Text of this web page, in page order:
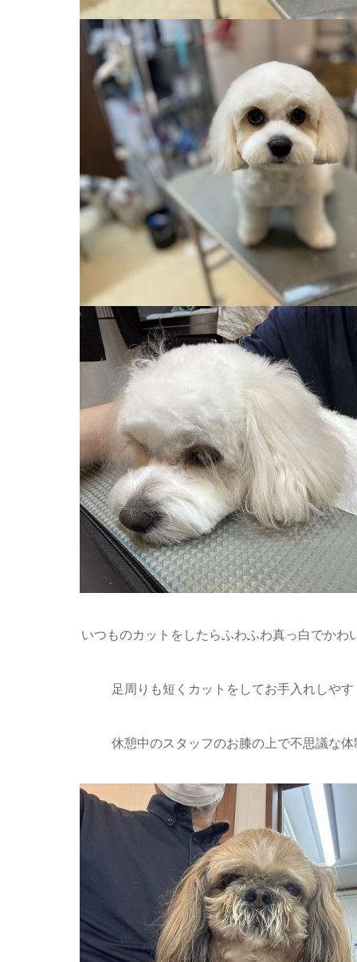
いつものカットをしたらふわふわ真っ白でかわ
足周りも短くカットをしてお手入れしや
休憩中のスタッフのお膝の上で不思議な